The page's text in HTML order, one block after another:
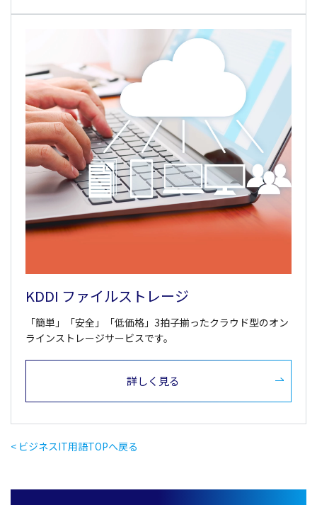
KDDI ファイルストレージ
「簡単」「安全」「低価格」3拍子揃ったクラウド型のオン
ラインストレージサービスです。
詳しく見る
< ビジネスIT用語TOPへ戻る